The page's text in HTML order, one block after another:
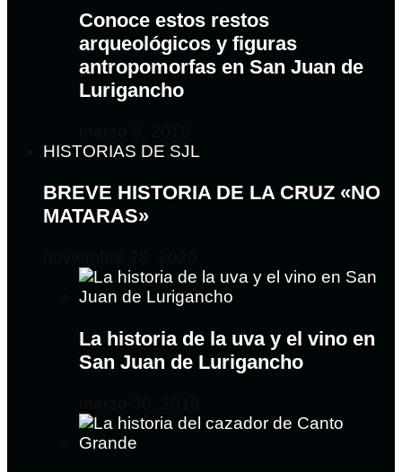
Conoce estos restos
arqueológicos y figuras
antropomorfas en San Juan de
Lurigancho
HISTORIAS DE SJL
BREVE HISTORIA DE LA CRUZ «NO
MATARAS»
La historia de la uva y el vino en
San Juan de Lurigancho